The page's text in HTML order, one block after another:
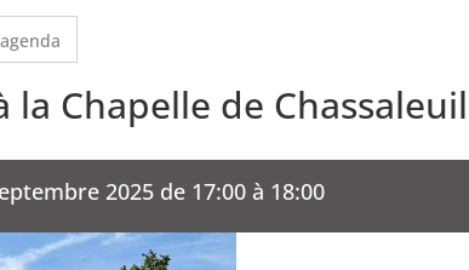
la Chapelle de Chassaleuil
2025 de 17:00 à 18:00